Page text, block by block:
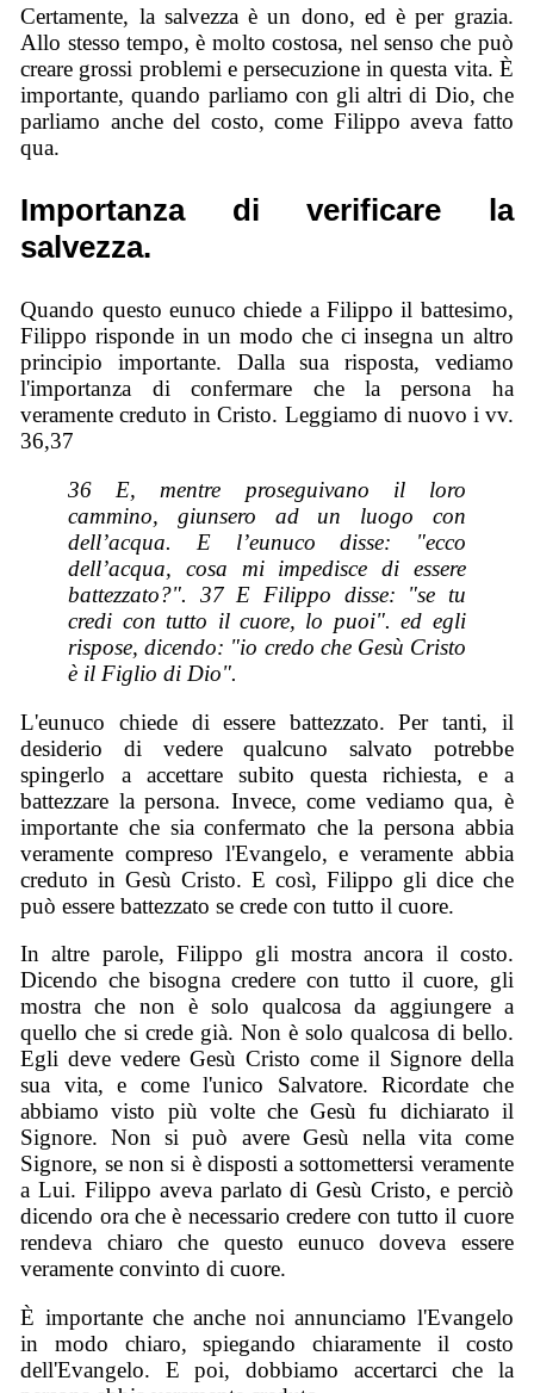
Certamente, la salvezza è un dono, ed è per grazia.
Allo stesso tempo, è molto costosa, nel senso che può
creare grossi problemi e persecuzione in questa vita. È
importante, quando parliamo con gli altri di Dio, che
parliamo anche del costo, come Filippo aveva fatto
qua.
Importanza di verificare la
salvezza.
Quando questo eunuco chiede a Filippo il battesimo,
Filippo risponde in un modo che ci insegna un altro
principio importante. Dalla sua risposta, vediamo
l'importanza di confermare che la persona ha
veramente creduto in Cristo. Leggiamo di nuovo i vv.
36,37
36 E, mentre proseguivano il loro
cammino, giunsero ad un luogo con
dell’acqua. E l’eunuco disse: "ecco
dell’acqua, cosa mi impedisce di essere
battezzato?". 37 E Filippo disse: "se tu
credi con tutto il cuore, lo puoi". ed egli
rispose, dicendo: "io credo che Gesù Cristo
è il Figlio di Dio".
L'eunuco chiede di essere battezzato. Per tanti, il
desiderio di vedere qualcuno salvato potrebbe
spingerlo a accettare subito questa richiesta, e a
battezzare la persona. Invece, come vediamo qua, è
importante che sia confermato che la persona abbia
veramente compreso l'Evangelo, e veramente abbia
creduto in Gesù Cristo. E così, Filippo gli dice che
può essere battezzato se crede con tutto il cuore.
In altre parole, Filippo gli mostra ancora il costo.
Dicendo che bisogna credere con tutto il cuore, gli
mostra che non è solo qualcosa da aggiungere a
quello che si crede già. Nonè solo qualcosa di bello.
Egli deve vedere Gesù Cristo come il Signore della
sua vita, e come l'unico Salvatore. Ricordate che
abbiamo visto più volte che Gesù fu dichiarato il
Signore. Non si può avere Gesù nella vita come
Signore, se non si è disposti a sottomettersi veramente
a Lui. Filippo aveva parlato di Gesù Cristo, e perciò
dicendo ora che è necessario credere con tutto il cuore
rendeva chiaro che questo eunuco doveva essere
veramente convinto di cuore.
È importante che anche noi annunciamo l'Evangelo
in modo chiaro, spiegando chiaramente il costo
dell'Evangelo. E poi, dobbiamo accertarci che la